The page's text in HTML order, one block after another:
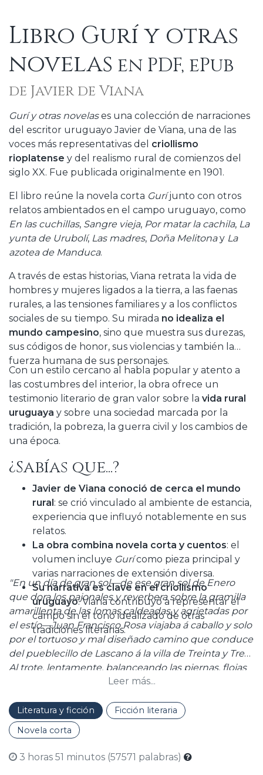
Libro Gurí y otras
novelas en PDF, ePub
de Javier de Viana
Gurí y otras novelases una colección de narraciones
del escritor uruguayo Javier de Viana, una de las
voces más representativas del criollismo
rioplatense y del realismo rural de comienzos del
siglo XX. Fue publicada originalmente en 1901.
El libro reúne la novela corta Guríjunto con otros
relatos ambientados en el campo uruguayo, como
En las cuchillas, Sangre vieja, Por matar la cachila, La
yunta de Urubolí, Las madres, Doña Melitonay La
azotea de Manduca.
A través de estas historias, Viana retrata la vida de
hombres y mujeres ligados a la tierra, a las faenas
rurales, a las tensiones familiares y a los conflictos
sociales de su tiempo. Su mirada no idealiza el
mundo campesino, sino que muestra sus durezas,
sus códigos de honor, sus violencias y también la
fuerza humana de sus personajes.
Con un estilo cercano al habla popular y atento a
las costumbres del interior, la obra ofrece un
testimonio literario de gran valor sobre la vida rural
uruguaya y sobre una sociedad marcada por la
tradición, la pobreza, la guerra civil y los cambios de
una época.
¿Sabías que...?
Javier de Viana conoció de cerca el mundo
rural: se crió vinculado al ambiente de estancia,
experiencia que influyó notablemente en sus
relatos.
La obra combina novela corta y cuentos: el
volumen incluye Gurícomo pieza principal y
varias narraciones de extensión diversa.
Su narrativa es clave en el criollismo
uruguayo: Viana contribuyó a representar el
campo sin el tono idealizado de otras
tradiciones literarias.
"En un día de gran sol—de ese gran sol de Enero
que dora los pajonales y reverbera sobre la gramilla
amarillenta de las lomas caldeadas y agrietadas por
el estío—Juan Francisco Rosa viajaba á caballo y solo
por el tortuoso y mal diseñado camino que conduce
del pueblecillo de Lascano á la villa de Treinta y Tres.
Al trote, lentamente, balanceando las piernas, flojas
las bridas, echado á los ojos el ala del chambergo,
camino, rehuyendo la costra dura, evitando la
polvareda. De lo alto, el sol, de un color oro muerto,
dejaba caer una lluvia fina, continua, siempre igual,
de rayos ardientes y penetrantes, un interminable
Leer más...
Literatura y ficción
Ficción literaria
Novela corta
3 horas 51 minutos (57571 palabras)